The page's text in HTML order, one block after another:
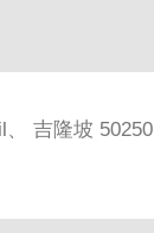
、 吉隆坡 50250